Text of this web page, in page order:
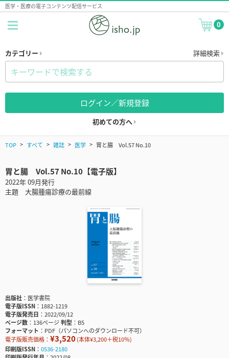
医学・医療の電子コンテンツ配信サービス
0
カテゴリー 詳細検索
ログイン／新規登録
初めての方へ
TOP すべて 雑誌 医学 胃と腸 Vol.57 No.10
胃と腸 Vol.57 No.10【電子版】
2022年 09月発行
主題 大腸腫瘍診療の最前線
出版社
医学書院
電子版ISSN
1882-1219
電子版発売日
2022/09/12
ページ数
136ページ判型
B5
フォーマット
PDF（パソコンへのダウンロード不可）
電子版販売価格： ¥3,520(本体¥3,200＋税10％)
印刷版ISSN
0536-2180